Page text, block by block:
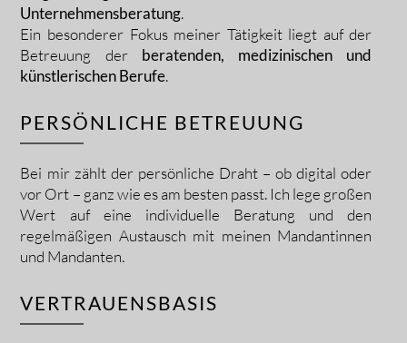
Unternehmensberatung.
Ein besonderer Fokus meiner Tätigkeit liegt auf der
Betreuung der beratenden, medizinischen und
künstlerischen Berufe.
PERSÖNLICHE BETREUUNG
Bei mir zählt der persönliche Draht – ob digital oder
vor Ort – ganz wie es am besten passt. Ich lege großen
Wert auf eine individuelle Beratung und den
regelmäßigen Austausch mit meinen Mandantinnen
und Mandanten.
VERTRAUENSBASIS